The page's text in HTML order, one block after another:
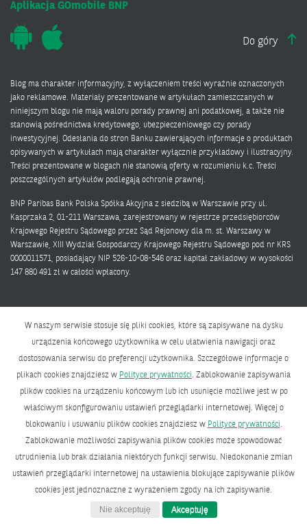
Aplikacja GOmobile BNP
Do góry
Blog ma charakter informacyjny, z wyłączeniem treści wyraźnie oznaczonych
jako reklamowe. Materiały prezentowane w artykułach zamieszczanych w
niniejszym blogu nie mają waloru porady prawnej ani podatkowej, a także nie
stanowią pośrednictwa kredytowego, ubezpieczeniowego czy porady
inwestycyjnej. Odesłania do stron Banku zawierających informacje o produktach
opisywanych w artykułach mają charakter wyłącznie przykładowy i ilustracyjny.
Treści prezentowane w blogach nie stanowią oferty w rozumieniu k.c. Treści
poszczególnych artykułów podlegają ochronie prawnej.
BNP Paribas Bank Polska Spółka Akcyjna z siedzibą w Warszawie przy ul.
Kasprzaka 2, 01-211 Warszawa, zarejestrowany w rejestrze przedsiębiorców
Krajowego Rejestru Sądowego przez Sąd Rejonowy dla m. st. Warszawy w
Warszawie, XIII Wydział Gospodarczy Krajowego Rejestru Sądowego pod nr KRS
0000011571, posiadający NIP 526-10-08-546 oraz kapitał zakładowy w wysokości
147 880 491 zł w całości wpłacony.
Polityka prywatności
Bank zmieniającego się świata
BNP Paribas Bank Polska Spółka Akcyjna z siedzibą w Warszawie przy ul.
Kasprzaka 2, 01-211 Warszawa, zarejestrowany w rejestrze przedsiębiorców
Krajowego Rejestru Sądowego przez Sąd Rejonowy dla m. st. Warszawy w
Warszawie, XIII Wydział Gospodarczy Krajowego Rejestru Sądowego pod nr KRS
0000011571, posiadający NIP 526-10-08-546 oraz kapitał zakładowy w wysokości
W naszym serwisie stosuje się pliki cookies, które są zapisywane na dysku
urządzenia końcowego użytkownika w celu ułatwienia nawigacji oraz
dostosowania serwisu do preferencji użytkownika. Szczegółowe informacje o
plikach cookies znajdziesz w Polityce prywatności. Zablokowanie zapisywania
plików cookies na urządzeniu końcowym lub ich usunięcie możliwe jest w po
właściwym skonfigurowaniu ustawień przeglądarki internetowej. Więcej o
blokowaniu i usuwaniu plików cookies znajdziesz w Polityce prywatności.
Zablokowanie możliwości zapisywania plików cookies może spowodować
utrudnienia lub brak działania niektórych funkcji serwisu. Niedokonanie zmian
ustawień przeglądarki internetowej na ustawienia blokujące zapisywanie plików
cookies jest jednoznaczne z wyrażeniem zgody na ich zapisywanie.
Nie akceptuję Akceptuję